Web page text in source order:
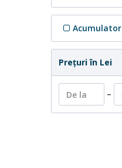
Acumulator
Preţuri în Lei
–